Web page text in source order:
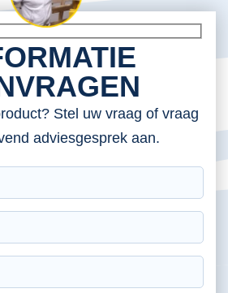
Stel uw vraag of vraag
adviesgesprek aan.